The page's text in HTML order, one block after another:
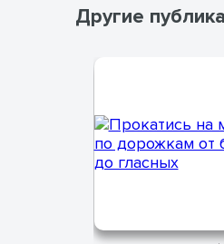
Другие